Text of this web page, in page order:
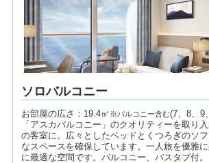
ソロバルコニー
お部屋の広さ：19.4㎡ ※バルコニー含む(7、8、9
「アスカバルコニー」のクオリティーを取り
の客室に。広々としたベッドとくつろぎのソ
なスペースを確保しています。一人旅を優雅
に最適な空間です。バルコニー、バスタブ付。